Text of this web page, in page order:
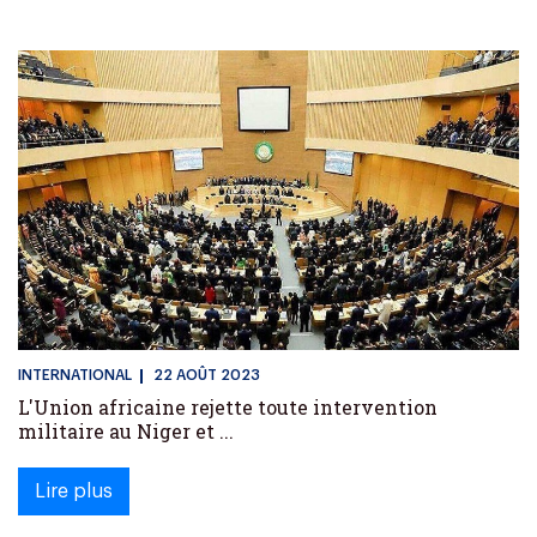
INTERNATIONAL 22 AOÛT 2023
L'Union africaine rejette toute intervention
militaire au Niger et ...
Lire plus